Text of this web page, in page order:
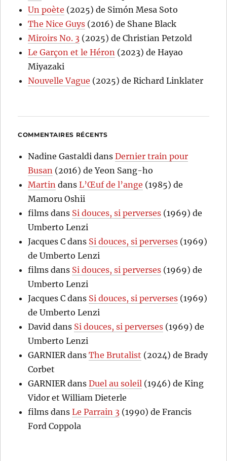
Un poète (2025) de Simón Mesa Soto
The Nice Guys (2016) de Shane Black
Miroirs No. 3 (2025) de Christian Petzold
Le Garçon et le Héron (2023) de Hayao
Miyazaki
Nouvelle Vague (2025) de Richard Linklater
COMMENTAIRES RÉCENTS
Nadine Gastaldi dansDernier train pour
Busan (2016) de Yeon Sang-ho
Martin dansL’Œuf de l’ange (1985) de
Mamoru Oshii
films dans Si douces, si perverses (1969) de
Umberto Lenzi
Jacques C dans Si douces, si perverses (1969)
de Umberto Lenzi
films dans Si douces, si perverses (1969) de
Umberto Lenzi
Jacques C dans Si douces, si perverses (1969)
de Umberto Lenzi
David dans Si douces, si perverses (1969) de
Umberto Lenzi
GARNIERdansThe Brutalist (2024) de Brady
Corbet
GARNIERdansDuel au soleil (1946) de King
Vidor et William Dieterle
films dansLe Parrain 3 (1990) de Francis
Ford Coppola